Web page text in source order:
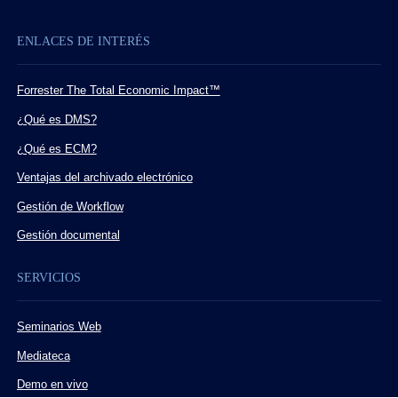
ENLACES DE INTERÉS
Forrester The Total Economic Impact™
¿Qué es DMS?
¿Qué es ECM?
Ventajas del archivado electrónico
Gestión de Workflow
Gestión documental
SERVICIOS
Seminarios Web
Mediateca
Demo en vivo